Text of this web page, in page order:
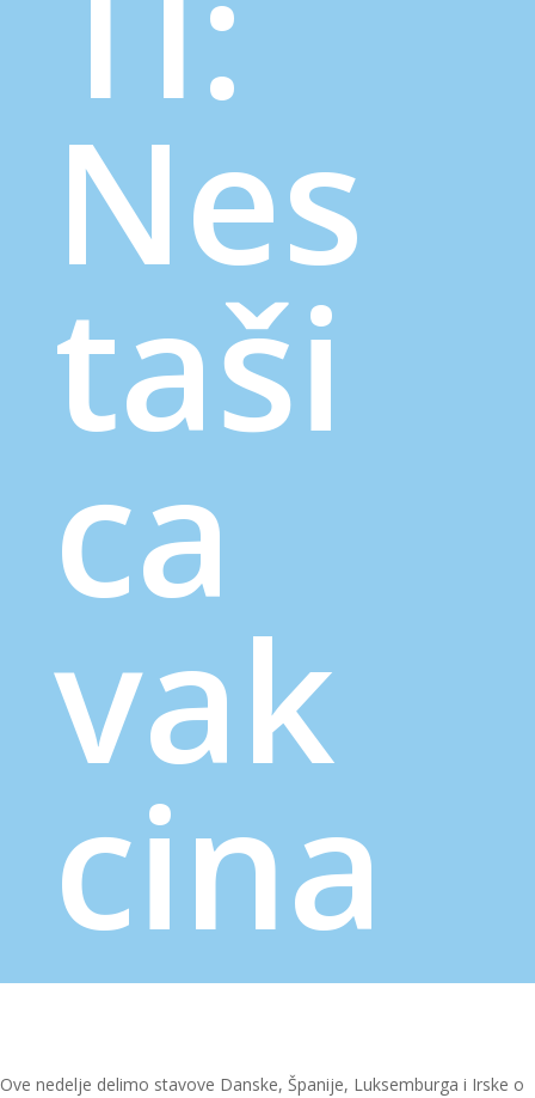
Nes
taši
ca
vak
cina
Ove nedelje delimo stavove Danske, Španije, Luksemburga i Irske o